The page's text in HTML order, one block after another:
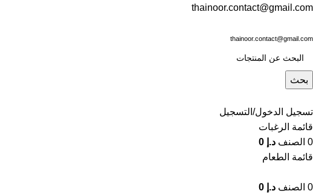
thainoor.contact@gmail.com
thainoor.contact@gmail.com
بحث
تسجيل الدخول/التسجيل
قائمة الرغبات
0 الصنف د.إ
قائمة الطعام
0 الصنف د.إ